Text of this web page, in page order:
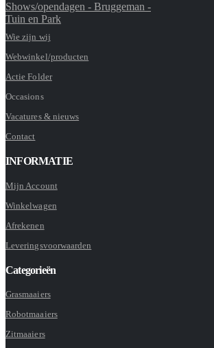
Shows/opendagen - Bruggeman -
Tuin en Park
Wie zijn wij
Webwinkel/producten
Actie Folder
Occasions
Vacatures & nieuws
Contact
INFORMATIE
Mijn Account
Winkelwagen
Afrekenen
Leveringsvoorwaarden
Categorieën
Grasmaaiers
Robotmaaiers
Zitmaaiers